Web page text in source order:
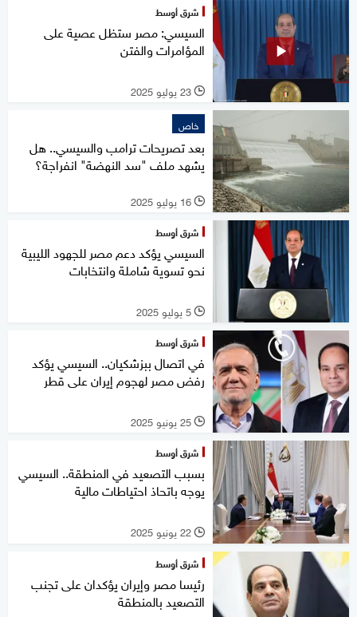
شرق أوسط
السيسي: مصر ستظل عصية على
المؤامرات والفتن
l 23 يوليو 2025
خاص
بعد تصريحات ترامب والسيسي.. هل
يشهد ملف "سد النهضة" انفراجة؟
l 16 يوليو 2025
شرق أوسط
السيسي يؤكد دعم مصر للجهود الليبية
نحو تسوية شاملة وانتخابات
l 5 يوليو 2025
شرق أوسط
في اتصال ببزشكيان.. السيسي يؤكد
رفض مصر لهجوم إيران على قطر
l 25 يونيو 2025
شرق أوسط
بسبب التصعيد في المنطقة.. السيسي
يوجه باتحاذ احتياطات مالية
l 22 يونيو 2025
شرق أوسط
رئيسا مصر وإيران يؤكدان على تجنب
التصعيد بالمنطقة